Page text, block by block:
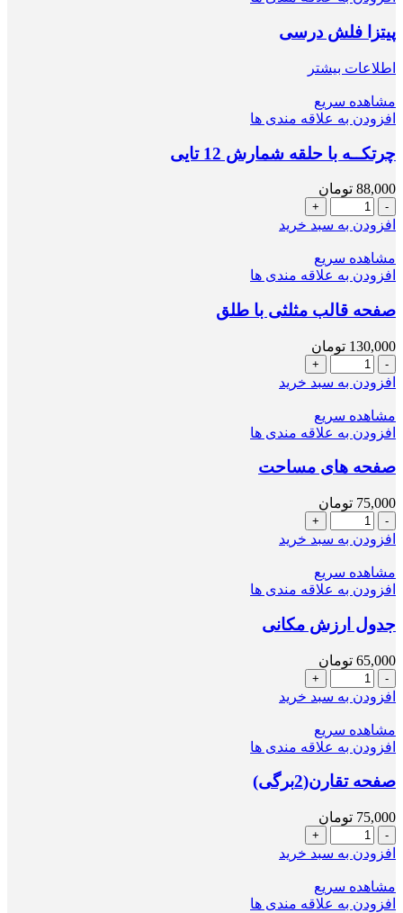
پیتزا فلش درسی
اطلاعات بیشتر
مشاهده سریع
افزودن به علاقه مندی ها
چرتکــه با حلقه شمارش 12 تایی
88,000 تومان
چرتکــه
با
شمارش
12
عدد
افزودن به سبد خرید
مشاهده سریع
افزودن به علاقه مندی ها
صفحه قالب مثلثی با طلق
130,000 تومان
صفحه
قالب
با
طلق
افزودن به سبد خرید
مشاهده سریع
افزودن به علاقه مندی ها
صفحه های مساحت
75,000 تومان
صفحه
های
عدد
افزودن به سبد خرید
مشاهده سریع
افزودن به علاقه مندی ها
جدول ارزش مکانی
65,000 تومان
جدول
ارزش
عدد
افزودن به سبد خرید
مشاهده سریع
افزودن به علاقه مندی ها
صفحه تقارن(2برگی)
75,000 تومان
صفحه
تقارن(2برگی)
افزودن به سبد خرید
مشاهده سریع
افزودن به علاقه مندی ها